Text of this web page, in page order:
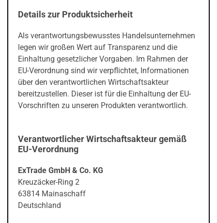
Details zur Produktsicherheit
Als verantwortungsbewusstes Handelsunternehmen
legen wir großen Wert auf Transparenz und die
Einhaltung gesetzlicher Vorgaben. Im Rahmen der
EU-Verordnung sind wir verpflichtet, Informationen
über den verantwortlichen Wirtschaftsakteur
bereitzustellen. Dieser ist für die Einhaltung der EU-
Vorschriften zu unseren Produkten verantwortlich.
Verantwortlicher Wirtschaftsakteur gemäß
EU-Verordnung
ExTrade GmbH & Co. KG
Kreuzäcker-Ring 2
63814 Mainaschaff
Deutschland